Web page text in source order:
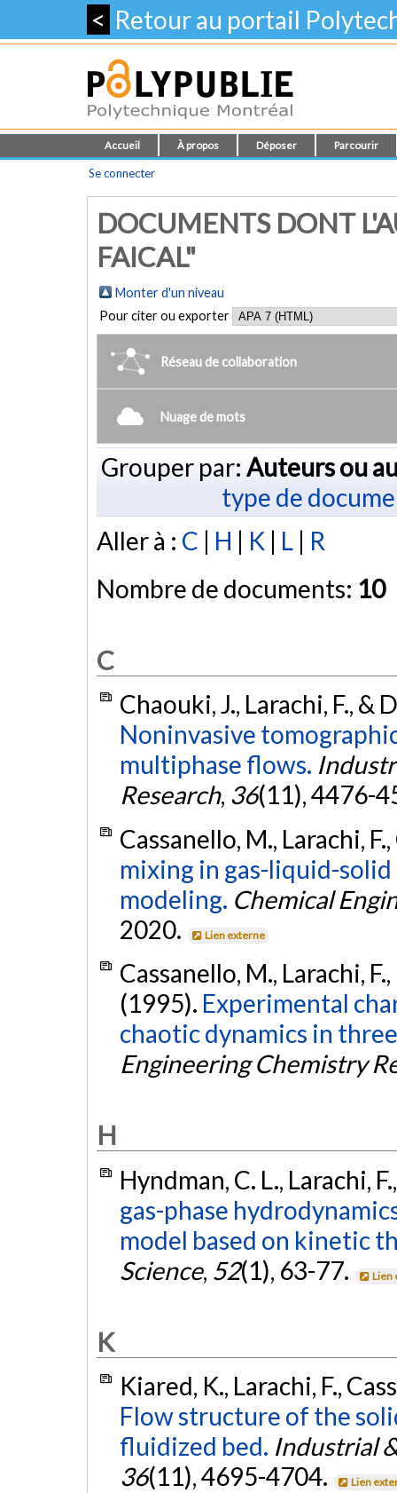
< Retour au portail
Accueil À propos Déposer Parcourir
Se connecter
DOCUMENTS DONT
FAICAL"
Monter d'un niveau
Pour citer ou exporter
Réseau de collaboration
Nuage de mots
Grouper par: Auteurs ou
type de
Aller à : C | H | K | L | R
Nombre de documents: 10
C
Chaouki, J., Larachi, F., &
Noninvasive
multiphase flows.
Research, 36(11), 4476-
Cassanello, M., Larachi,
mixing in gas-liquid-
modeling. Chemical
2020.
Lien externe
Cassanello, M., Larachi,
(1995). Experimental
chaotic dynamics in
Engineering Chemistry
H
Hyndman, C. L., Larachi,
gas-phase
model based on kinetic
Science, 52(1), 63-77. Lien
K
Kiared, K., Larachi, F.,
Flow structure of the
fluidized bed. Industrial
36(11), 4695-4704. Lien